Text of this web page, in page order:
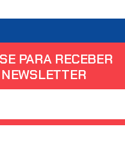
PARA RECEBER